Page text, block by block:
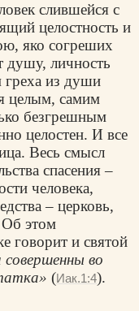
слившейся с
целостность и
яко согреших
душу, личность
греха из души
целым, самим
безгрешным
целостен. И все
Весь смысл
спасения –
человека,
– церковь,
Об этом
говорит и святой
во
(Иак.1:4).